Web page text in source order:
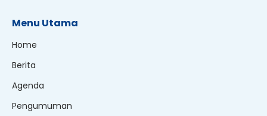
Menu Utama
Home
Berita
Agenda
Pengumuman